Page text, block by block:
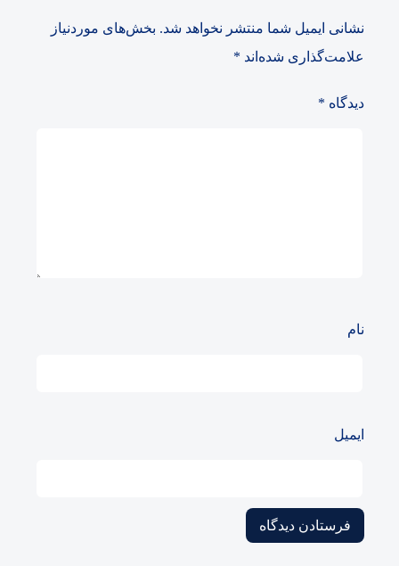
نشانی ایمیل شما منتشر نخواهد شد. بخش‌های موردنیاز
علامت‌گذاری شده‌اند *
دیدگاه *
نام
ایمیل